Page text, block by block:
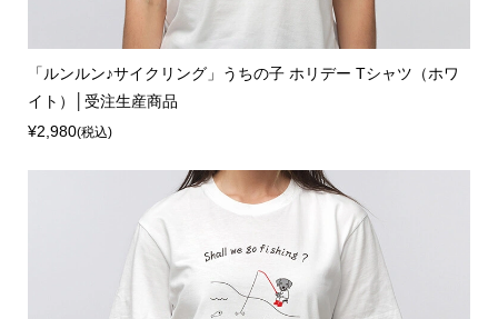
「ルンルン♪サイクリング」うちの子 ホリデー Tシャツ（ホワ
イト）│受注生産商品
¥2,980(税込)